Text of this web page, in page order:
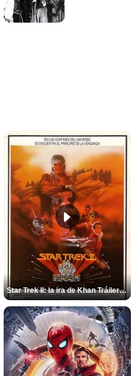
Star Trek II: la ira de Khan Tráiler VO